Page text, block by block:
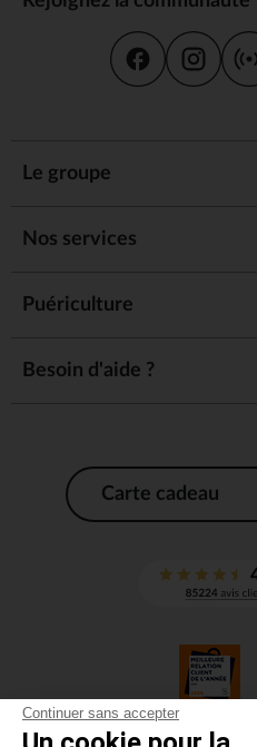
Continuer sans accepter
Le groupe
Nos services
Puériculture
Besoin d'aide ?
Carte cadeau